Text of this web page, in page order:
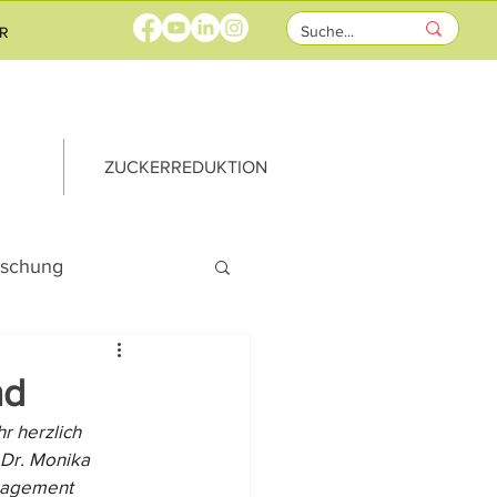
ZUCKERREDUKTION
herzlich
Monika